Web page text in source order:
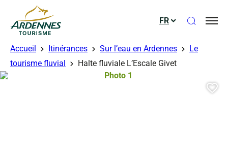
ADT des Ardennes
FR Ouvrir
Accueil Itinérances Sur l’eau en Ardennes
Le
tourisme fluvial
Halte fluviale L’Escale Givet
Photo 1, © Droits libres